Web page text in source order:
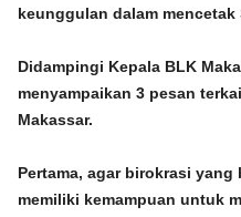
keunggulan dalam
Didampingi Kepala BLK
menyampaikan 3 pesan
Makassar.
Pertama, agar birokrasi
memiliki kemampuan untuk